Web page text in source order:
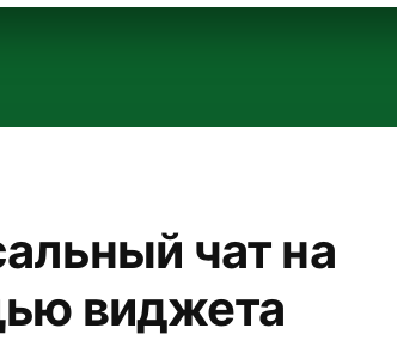
чат на
виджета